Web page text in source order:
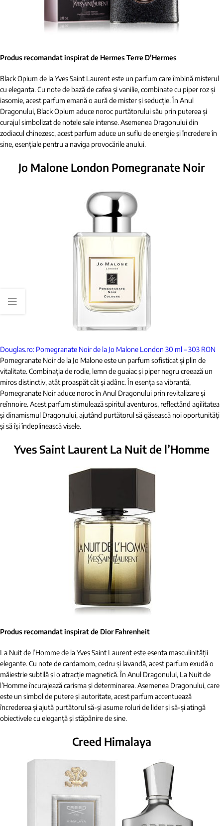
Produs recomandat inspirat de Hermes Terre D’Hermes
Black Opium de la Yves Saint Laurent este un parfum care îmbină misterul
cu eleganța. Cu note de bază de cafea și vanilie, combinate cu piper roz și
iasomie, acest parfum emană o aură de mister și seducție. În Anul
Dragonului, Black Opium aduce noroc purtătorului său prin puterea și
curajul simbolizat de notele sale intense. Asemenea Dragonului din
zodiacul chinezesc, acest parfum aduce un suflu de energie și încredere în
sine, esențiale pentru a naviga provocările anului.
Jo Malone London Pomegranate Noir
Douglas.ro: Pomegranate Noir de la Jo Malone London 30 ml – 303 RON
Pomegranate Noir de la Jo Malone este un parfum sofisticat și plin de
vitalitate. Combinația de rodie, lemn de guaiac și piper negru creează un
miros distinctiv, atât proaspăt cât și adânc. În esența sa vibrantă,
Pomegranate Noir aduce noroc în Anul Dragonului prin revitalizare și
reînnoire. Acest parfum stimulează spiritul aventuros, reflectând agilitatea
și dinamismul Dragonului, ajutând purtătorul să găsească noi oportunități
și să își îndeplinească visele.
Yves Saint Laurent La Nuit de l’Homme
Produs recomandat inspirat de Dior Fahrenheit
La Nuit de l’Homme de la Yves Saint Laurent este esența masculinității
elegante. Cu note de cardamom, cedru și lavandă, acest parfum exudă o
măiestrie subtilă și o atracție magnetică. În Anul Dragonului, La Nuit de
l’Homme încurajează carisma și determinarea. Asemenea Dragonului, care
este un simbol de putere și autoritate, acest parfum accentuează
încrederea și ajută purtătorul să-și asume roluri de lider și să-și atingă
obiectivele cu eleganță și stăpânire de sine.
Creed Himalaya